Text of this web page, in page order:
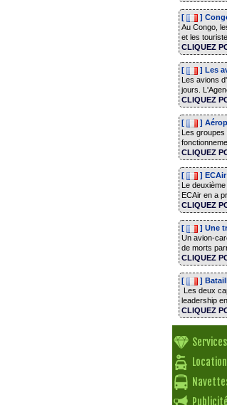
[ ]
Au Congo,
et les
CLIQUEZ
[ ] Les
Les avions
jours.
CLIQUEZ
[ ]
Les groupes
CLIQUEZ
[ ] ECAir
Le
ECAir en a
CLIQUEZ
[ ] Une
Un avion-
de morts
CLIQUEZ
[ ]
Les deux
leadership
CLIQUEZ
Services
Publicité